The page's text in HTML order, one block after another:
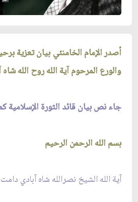
أصدر الإمام الخامنئي بيان تعزية
والورع المرحوم آية الله روح الله شاه آبادي
جاء نص بيان قائد الثورة الإسلامية
بسم الله الرحمن الرحيم
آية الله الشيخ نصرالله شاه آبادي